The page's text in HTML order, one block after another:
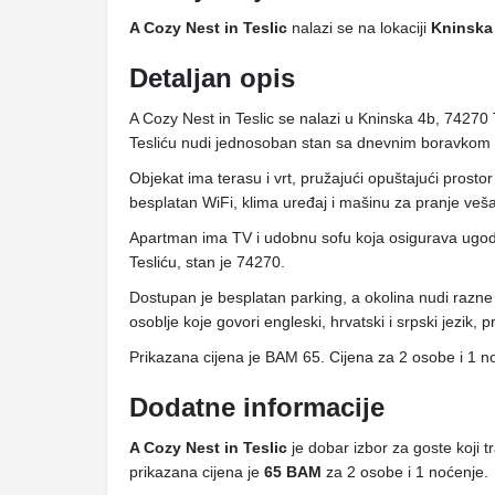
A Cozy Nest in Teslic nalazi se na lokaciji
Detaljan opis
A Cozy Nest in Teslic se nalazi u Kninska 4b,
Tesliću nudi jednosoban stan sa dnevnim
Objekat ima terasu i vrt, pružajući opuštajući
besplatan WiFi, klima uređaj i mašinu za pranje
Apartman ima TV i udobnu sofu koja osigurava
Tesliću, stan je 74270.
Dostupan je besplatan parking, a okolina nudi
osoblje koje govori engleski, hrvatski i srpski jezik,
Prikazana cijena je BAM 65. Cijena za 2 osobe i 1
Dodatne informacije
A Cozy Nest in Teslic je dobar izbor za goste koji
prikazana cijena je 65 BAM za 2 osobe i 1 noćenje.